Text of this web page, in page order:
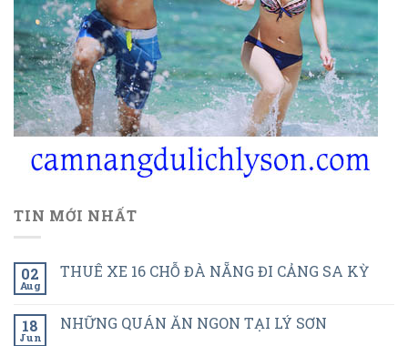
TIN MỚI NHẤT
02
Aug
THUÊ XE 16 CHỖ ĐÀ NẴNG ĐI CẢNG SA KỲ
18
Jun
NHỮNG QUÁN ĂN NGON TẠI LÝ SƠN